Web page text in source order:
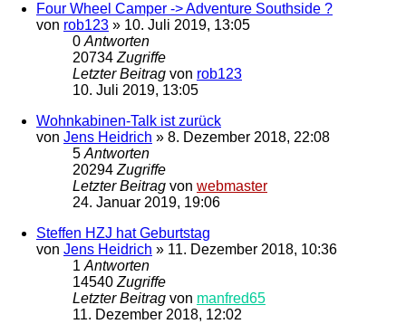
Four Wheel Camper -> Adventure Southside ?
von rob123 » 10. Juli 2019, 13:05
0 Antworten
20734 Zugriffe
Letzter Beitrag von rob123
10. Juli 2019, 13:05
Wohnkabinen-Talk ist zurück
von Jens Heidrich » 8. Dezember 2018, 22:08
5 Antworten
20294 Zugriffe
Letzter Beitrag von webmaster
24. Januar 2019, 19:06
Steffen HZJ hat Geburtstag
von Jens Heidrich » 11. Dezember 2018, 10:36
1 Antworten
14540 Zugriffe
Letzter Beitrag von manfred65
11. Dezember 2018, 12:02